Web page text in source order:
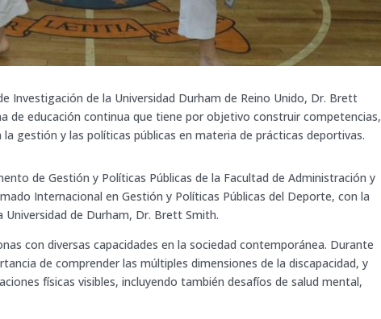
Investigación de la Universidad Durham de Reino Unido, Dr. Brett
de educación continua que tiene por objetivo construir competencias,
gestión y las políticas públicas en materia de prácticas deportivas.
de Gestión y Políticas Públicas de la Facultad de Administración y
Internacional en Gestión y Políticas Públicas del Deporte, con la
de Durham, Dr. Brett Smith.
con diversas capacidades en la sociedad contemporánea. Durante
de comprender las múltiples dimensiones de la discapacidad, y
físicas visibles, incluyendo también desafíos de salud mental,